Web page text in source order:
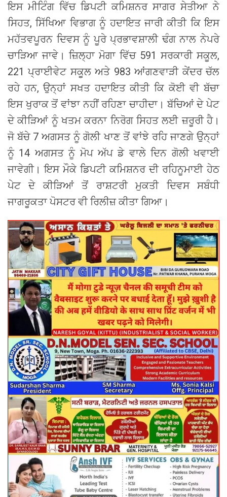
ਇਸ ਮੀਟਿੰਗ ਵਿੱਚ ਡਿਪਟੀ ਕਮਿਸ਼ਨਰ ਸਾਗਰ ਸੇਤੀਆ ਨੇ
ਸਿਹਤ, ਸਿੱਖਿਆ ਵਿਭਾਗ ਨੂੰ ਹਦਾਇਤ ਜਾਰੀ ਕੀਤੀ ਕਿ ਇਸ
ਮਹੱਤਵਪੂਰਨ ਦਿਵਸ ਨੂੰ ਪੂਰੇ ਪ੍ਰਭਾਵਸ਼ਾਲੀ ਢੰਗ ਨਾਲ ਨੇਪਰੇ
ਚਾੜਿਆ ਜਾਵੇ। ਜ਼ਿਲ੍ਹਾ ਮੋਗਾ ਵਿੱਚ 591 ਸਰਕਾਰੀ ਸਕੂਲ,
221 ਪ੍ਰਾਈਵੇਟ ਸਕੂਲ ਅਤੇ 983 ਆਂਗਣਵਾੜੀ ਕੇਂਦਰ ਚੱਲ
ਰਹੇ ਹਨ, ਉਨ੍ਹਾਂ ਸਖਤ ਹਦਾਇਤ ਕੀਤੀ ਕਿ ਕੋਈ ਵੀ ਬੱਚਾ
ਇਸ ਖੁਰਾਕ ਤੋਂ ਵਾਂਝਾ ਨਹੀਂ ਰਹਿਣਾ ਚਾਹੀਦਾ। ਬੱਚਿਆਂ ਦੇ ਪੇਟ
ਦੇ ਕੀੜਿਆਂ ਨੂੰ ਖਤਮ ਕਰਨਾ ਨਿਰੋਗ ਸਿਹਤ ਲਈ ਜ਼ਰੂਰੀ ਹੈ।
ਜੋ ਬੱਚੇ 7 ਅਗਸਤ ਨੂੰ ਗੋਲੀ ਖਾਣ ਤੋਂ ਵਾਂਝੇ ਰਹਿ ਜਾਣਗੇ ਉਨ੍ਹਾਂ
ਨੂੰ 14 ਅਗਸਤ ਨੂੰ ਮੋਪ ਅੱਪ ਡੇ ਵਾਲੇ ਦਿਨ ਗੋਲੀ ਖਵਾਈ
ਜਾਵੇਗੀ। ਇਸ ਮੌਕੇ ਡਿਪਟੀ ਕਮਿਸ਼ਨਰ ਦੀ ਰਹਿਨੂਮਾਈ ਹੇਠ
ਪੇਟ ਦੇ ਕੀੜਿਆਂ ਤੋਂ ਰਾਸ਼ਟਰੀ ਮੁਕਤੀ ਦਿਵਸ ਸਬੰਧੀ
ਜਾਗਰੂਕਤਾ ਪੋਸਟਰ ਵੀ ਰਿਲੀਜ਼ ਕੀਤਾ ਗਿਆ।